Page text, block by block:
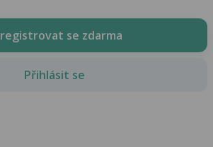
se zdarma
Přihlásit se